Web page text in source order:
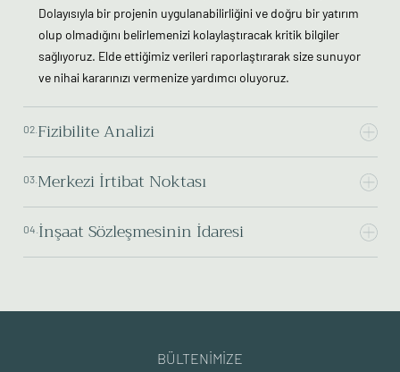
Dolayısıyla bir projenin uygulanabilirliğini ve doğru bir yatırım
olup olmadığını belirlemenizi kolaylaştıracak kritik bilgiler
sağlıyoruz. Elde ettiğimiz verileri raporlaştırarak size sunuyor
ve nihai kararınızı vermenize yardımcı oluyoruz.
02. Fizibilite Analizi
03. Merkezi İrtibat Noktası
04. İnşaat Sözleşmesinin İdaresi
BÜLTENİMİZE